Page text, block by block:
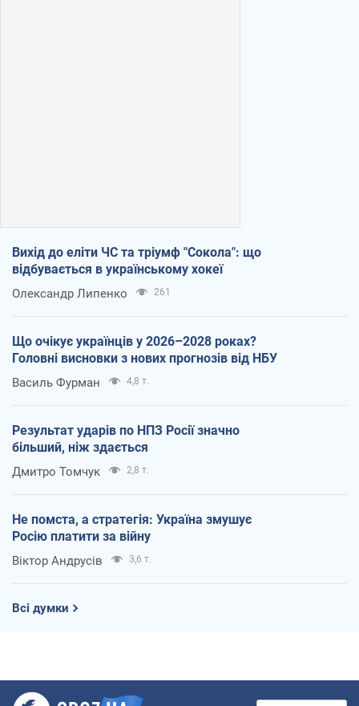
Вихід до еліти ЧС та тріумф "Сокола": що
відбувається в українському хокеї
Олександр Липенко 261
Що очікує українців у 2026–2028 роках?
Головні висновки з нових прогнозів від НБУ
Василь Фурман 4,8 т.
Результат ударів по НПЗ Росії значно
більший, ніж здається
Дмитро Томчук 2,8 т.
Не помста, а стратегія: Україна змушує
Росію платити за війну
Віктор Андрусів 3,6 т.
Всі думки